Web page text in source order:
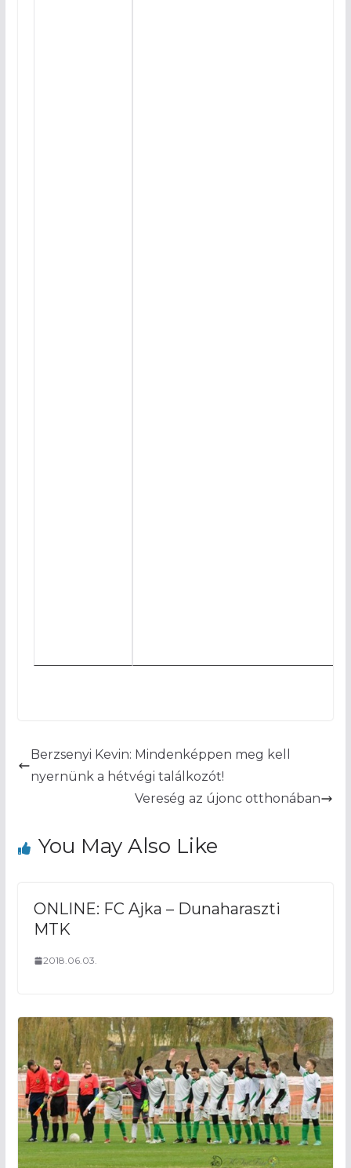
Berzsenyi Kevin: Mindenképpen meg kell
nyernünk a hétvégi találkozót!
Vereség az újonc otthonában
You May Also Like
ONLINE: FC Ajka – Dunaharaszti
MTK
2018.06.03.